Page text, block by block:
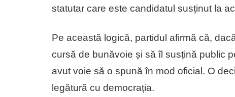
statutar care este candidatul susținut la
Pe această logică, partidul afirmă că,
cursă de bunăvoie și să îl susțină public
avut voie să o spună în mod oficial. O
legătură cu democrația.